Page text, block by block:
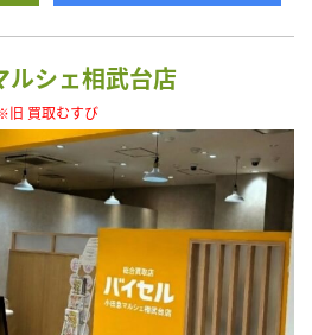
ルシェ相武台店
旧 買取むすび